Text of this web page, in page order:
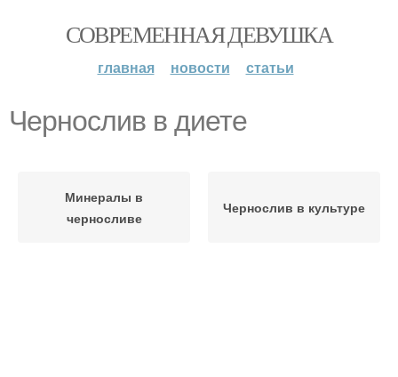
СОВРЕМЕННАЯ ДЕВУШКА
главная новости статьи
Чернослив в диете
Минералы в
черносливе
Чернослив в культуре